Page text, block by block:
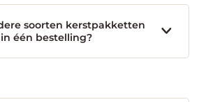
soorten kerstpakketten
één bestelling?